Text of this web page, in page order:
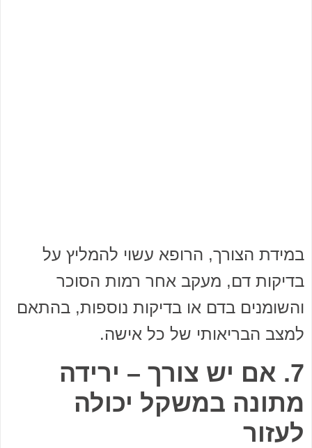
במידת הצורך, הרופא עשוי להמליץ על
בדיקות דם, מעקב אחר רמות הסוכר
והשומנים בדם או בדיקות נוספות, בהתאם
למצב הבריאותי של כל אישה.
7. אם יש צורך – ירידה
מתונה במשקל יכולה
לעזור